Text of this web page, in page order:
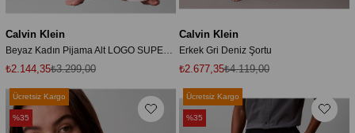
Calvin Klein
₺2.144,35₺3.299,00
Calvin Klein
Erkek Gri Deniz Şortu
₺2.677,35₺4.119,00
Ücretsiz Kargo
%35
Ücretsiz Kargo
%35